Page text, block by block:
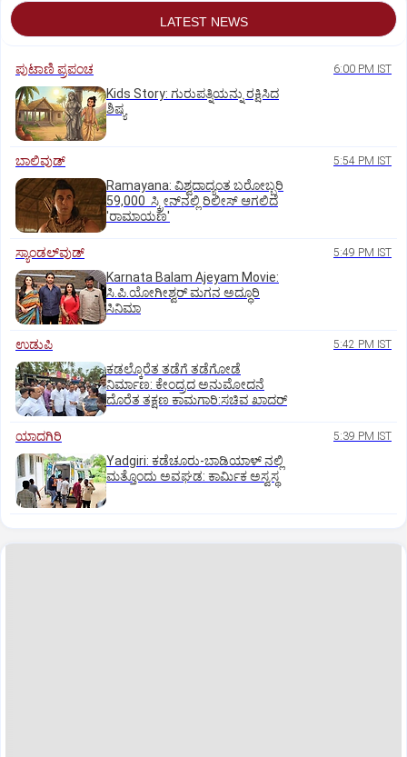
LATEST NEWS
ಪುಟಾಣಿ ಪ್ರಪಂಚ 6:00 PM IST
Kids Story: ಗುರುಪತ್ನಿಯನ್ನು ರಕ್ಷಿಸಿದ
ಶಿಷ್ಯ
ಬಾಲಿವುಡ್‌ 5:54 PM IST
Ramayana: ವಿಶ್ವದಾದ್ಯಂತ ಬರೋಬ್ಬರಿ
59,000 ಸ್ಕ್ರೀನ್‌ನಲ್ಲಿ ರಿಲೀಸ್‌ ಆಗಲಿದೆ
'ರಾಮಾಯಣ'
ಸ್ಯಾಂಡಲ್‌ವುಡ್‌ 5:49 PM IST
Karnata Balam Ajeyam Movie:
ಸಿ.ಪಿ.ಯೋಗೀಶ್ವರ್‌ ಮಗನ ಅದ್ಧೂರಿ
ಸಿನಿಮಾ
ಉಡುಪಿ 5:42 PM IST
ಕಡಲ್ಕೊರೆತ ತಡೆಗೆ ತಡೆಗೋಡೆ
ನಿರ್ಮಾಣ: ಕೇಂದ್ರದ ಅನುಮೋದನೆ
ದೊರೆತ ತಕ್ಷಣ ಕಾಮಗಾರಿ:ಸಚಿವ ಖಾದರ್
ಯಾದಗಿರಿ 5:39 PM IST
Yadgiri: ಕಡೆಚೂರು-ಬಾಡಿಯಾಳ್ ನಲ್ಲಿ
ಮತ್ತೊಂದು ಅವಘಡ: ಕಾರ್ಮಿಕ ಅಸ್ವಸ್ಥ